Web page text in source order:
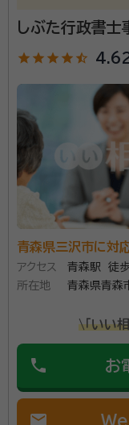
account_circle 満足度 5.0
保持契約、業務
書作成から、リー
立などにも対応しています。 また、
活用推進機構ドロ
ており、ドローン
広く周知させる役
資格等：
しぶた行政書士
star star star star star_half
青森県三沢市に対
アクセス
青森駅 徒
所在地
青森県青森
\「いい
phone お
mail